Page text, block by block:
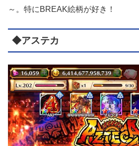
～。特にBREAK絵柄が好き！
◆アステカ